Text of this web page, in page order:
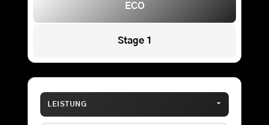
ECO
Stage 1
LEISTUNG ⌄